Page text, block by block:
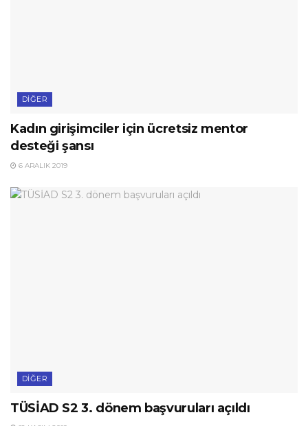
DIĞER
Kadın girişimciler için ücretsiz mentor
desteği şansı
6 ARALIK 2019
DIĞER
TÜSİAD S2 3. dönem başvuruları açıldı